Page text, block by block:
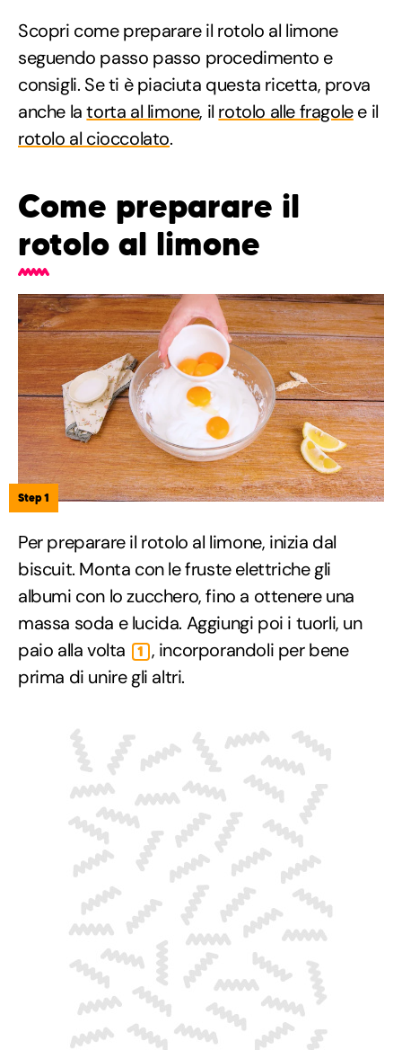
Scopri come preparare il rotolo al limone
seguendo passo passo procedimento e
consigli. Se ti è piaciuta questa ricetta, prova
anche latorta al limone, il rotolo alle fragolee il
rotolo al cioccolato.
Come preparare il
rotolo al limone
Step 1
Per preparare il rotolo al limone, inizia dal
biscuit. Monta con le fruste elettriche gli
albumi con lo zucchero, fino a ottenere una
massa soda e lucida. Aggiungi poi i tuorli, un
paio alla volta
1 , incorporandoli per bene
prima di unire gli altri.